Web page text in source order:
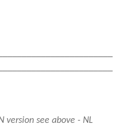
version see above - NL